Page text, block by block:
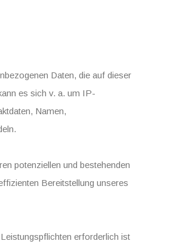
Daten, die auf dieser
es sich v. a. um IP-
Namen,
potenziellen und bestehenden
Bereitstellung unseres
erforderlich ist